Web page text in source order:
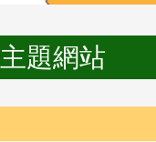
主題網站